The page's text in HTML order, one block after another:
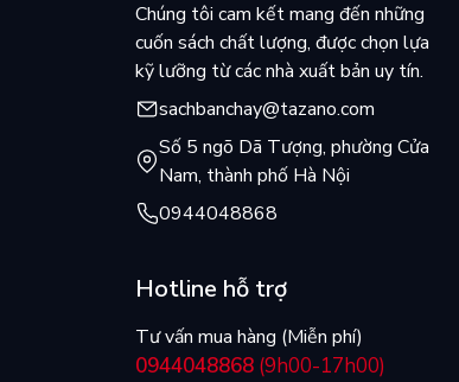
Chúng tôi cam kết mang đến những
cuốn sách chất lượng, được chọn lựa
kỹ lưỡng từ các nhà xuất bản uy tín.
sachbanchay@tazano.com
Số 5 ngõ Dã Tượng, phường Cửa
Nam, thành phố Hà Nội
0944048868
Hotline hỗ trợ
Tư vấn mua hàng (Miễn phí)
0944048868 (9h00-17h00)